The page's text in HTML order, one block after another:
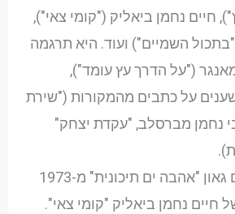
חיים נחמן ביאליק ("קומי צאי"),
השמיים") ועוד. היא תרגמה
("על הדרך עץ עומד"),
על כתבים מהמקורות ("שירת
נחמן מברסלב, "עקדת יצחק"
לאלבומו של יהורם גאון "אהבה ים תיכונית" מ-1973
חיים נחמן ביאליק "קומי צאי".